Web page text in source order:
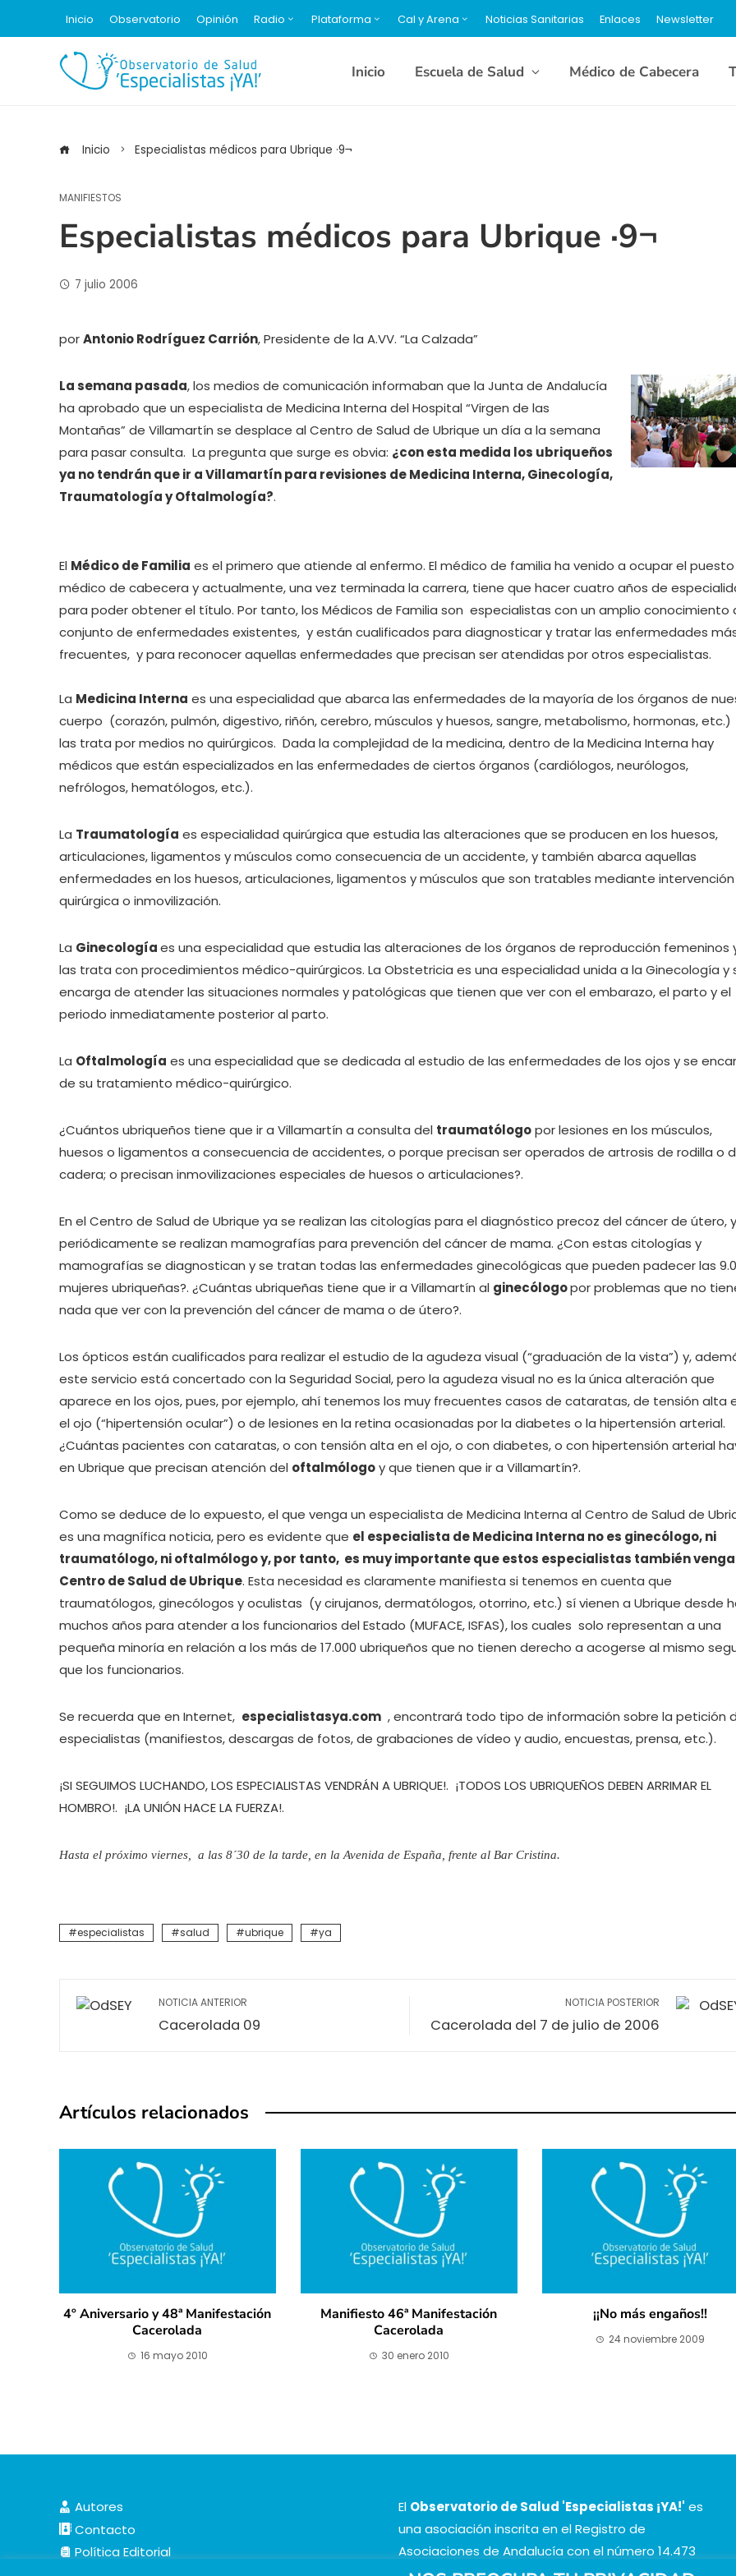
Inicio Observatorio Opinión Radio Plataforma Cal y Arena Noticias Sanitarias Enlaces Newsletter
Inicio Escuela de Salud Médico de Cabecera
Inicio Especialistas médicos para Ubrique ·9¬
MANIFIESTOS
Especialistas médicos para Ubrique ·9¬
7 julio 2006
porAntonio Rodríguez Carrión, Presidente de la A.VV. “La Calzada”
La semana pasada, los medios de comunicación informaban que la Junta de Andalucía
ha aprobado que un especialista de Medicina Interna del Hospital “Virgen de las
Montañas” de Villamartín se desplace al Centro de Salud de Ubrique un día a la semana
para pasar consulta. La pregunta que surge es obvia: ¿con esta medida los ubriqueños
ya no tendrán que ir a Villamartín para revisiones de Medicina Interna, Ginecología,
Traumatología y Oftalmología?.
El Médico de Familia es el primero que atiende al enfermo. El médico de familia ha venido a ocupar el
médico de cabecera y actualmente, una vez terminada la carrera, tiene que hacer cuatro años de
para poder obtener el título. Por tanto, los Médicos de Familia son especialistas con un amplio conocimiento
conjunto de enfermedades existentes, y están cualificados para diagnosticar y tratar las enfermedades
frecuentes, y para reconocer aquellas enfermedades que precisan ser atendidas por otros especialistas.
La Medicina Interna es una especialidad que abarca las enfermedades de la mayoría de los órganos de
cuerpo (corazón, pulmón, digestivo, riñón, cerebro, músculos y huesos, sangre, metabolismo, hormonas,
las trata por medios no quirúrgicos. Dada la complejidad de la medicina, dentro de la Medicina Interna hay
médicos que están especializados en las enfermedades de ciertos órganos (cardiólogos, neurólogos,
nefrólogos, hematólogos, etc.).
La Traumatología es especialidad quirúrgica que estudia las alteraciones que se producen en los huesos,
articulaciones, ligamentos y músculos como consecuencia de un accidente, y también abarca aquellas
enfermedades en los huesos, articulaciones, ligamentos y músculos que son tratables mediante intervención
quirúrgica o inmovilización.
La Ginecologíaes una especialidad que estudia las alteraciones de los órganos de reproducción femeninos
las trata con procedimientos médico-quirúrgicos. La Obstetricia es una especialidad unida a la Ginecología y
encarga de atender las situaciones normales y patológicas que tienen que ver con el embarazo, el parto y el
periodo inmediatamente posterior al parto.
La Oftalmología es una especialidad que se dedicada al estudio de las enfermedades de los ojos y se
de su tratamiento médico-quirúrgico.
¿Cuántos ubriqueños tiene que ir a Villamartín a consulta del traumatólogopor lesiones en los músculos,
huesos o ligamentos a consecuencia de accidentes, o porque precisan ser operados de artrosis de rodilla o
cadera; o precisan inmovilizaciones especiales de huesos o articulaciones?.
En el Centro de Salud de Ubrique ya se realizan las citologías para el diagnóstico precoz del cáncer de útero, y
periódicamente se realizan mamografías para prevención del cáncer de mama. ¿Con estas citologías y
mamografías se diagnostican y se tratan todas las enfermedades ginecológicas que pueden padecer las
mujeres ubriqueñas?. ¿Cuántas ubriqueñas tiene que ir a Villamartín al ginecólogopor problemas que no
nada que ver con la prevención del cáncer de mama o de útero?.
Los ópticos están cualificados para realizar el estudio de la agudeza visual (“graduación de la vista”) y,
este servicio está concertado con la Seguridad Social, pero la agudeza visual no es la única alteración que
aparece en los ojos, pues, por ejemplo, ahí tenemos los muy frecuentes casos de cataratas, de tensión alta
el ojo (“hipertensión ocular”) o de lesiones en la retina ocasionadas por la diabetes o la hipertensión arterial.
¿Cuántas pacientes con cataratas, o con tensión alta en el ojo, o con diabetes, o con hipertensión arterial
en Ubrique que precisan atención del oftalmólogoy que tienen que ir a Villamartín?.
Como se deduce de lo expuesto, el que venga un especialista de Medicina Interna al Centro de Salud de
es una magnífica noticia, pero es evidente que el especialista de Medicina Interna no es ginecólogo, ni
traumatólogo, ni oftalmólogo y, por tanto, es muy importante que estos especialistas también
Centro de Salud de Ubrique. Esta necesidad es claramente manifiesta si tenemos en cuenta que
traumatólogos, ginecólogos y oculistas (y cirujanos, dermatólogos, otorrino, etc.) sí vienen a Ubrique desde
muchos años para atender a los funcionarios del Estado (MUFACE, ISFAS), los cuales solo representan a una
pequeña minoría en relación a los más de 17.000 ubriqueños que no tienen derecho a acogerse al mismo
que los funcionarios.
Se recuerda que en Internet, especialistasya.com , encontrará todo tipo de información sobre la petición
especialistas (manifiestos, descargas de fotos, de grabaciones de vídeo y audio, encuestas, prensa, etc.).
¡SI SEGUIMOS LUCHANDO, LOS ESPECIALISTAS VENDRÁN A UBRIQUE!. ¡TODOS LOS UBRIQUEÑOS DEBEN ARRIMAR EL
HOMBRO!. ¡LA UNIÓN HACE LA FUERZA!.
Hasta el próximo viernes, a las 8´30 de la tarde, en la Avenida de España, frente al Bar Cristina.
especialistas salud ubrique ya
NOTICIA ANTERIOR
Cacerolada 09
NOTICIA POSTERIOR
Cacerolada del 7 de julio de 2006
Artículos relacionados
4º Aniversario y 48ª Manifestación
Cacerolada
16 mayo 2010
Manifiesto 46ª Manifestación
Cacerolada
30 enero 2010
¡¡No más engaños!!
24 noviembre 2009
Autores
Contacto
Política Editorial
El Observatorio de Salud 'Especialistas ¡YA!' es
una asociación inscrita en el Registro de
Asociaciones de Andalucía con el número 14.473